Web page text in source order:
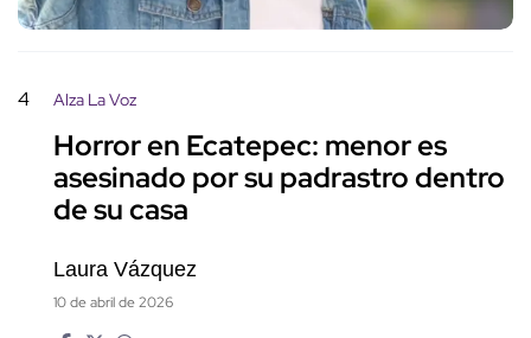
4 Alza La Voz
Horror en Ecatepec: menor es
asesinado por su padrastro dentro
de su casa
Laura Vázquez
10 de abril de 2026